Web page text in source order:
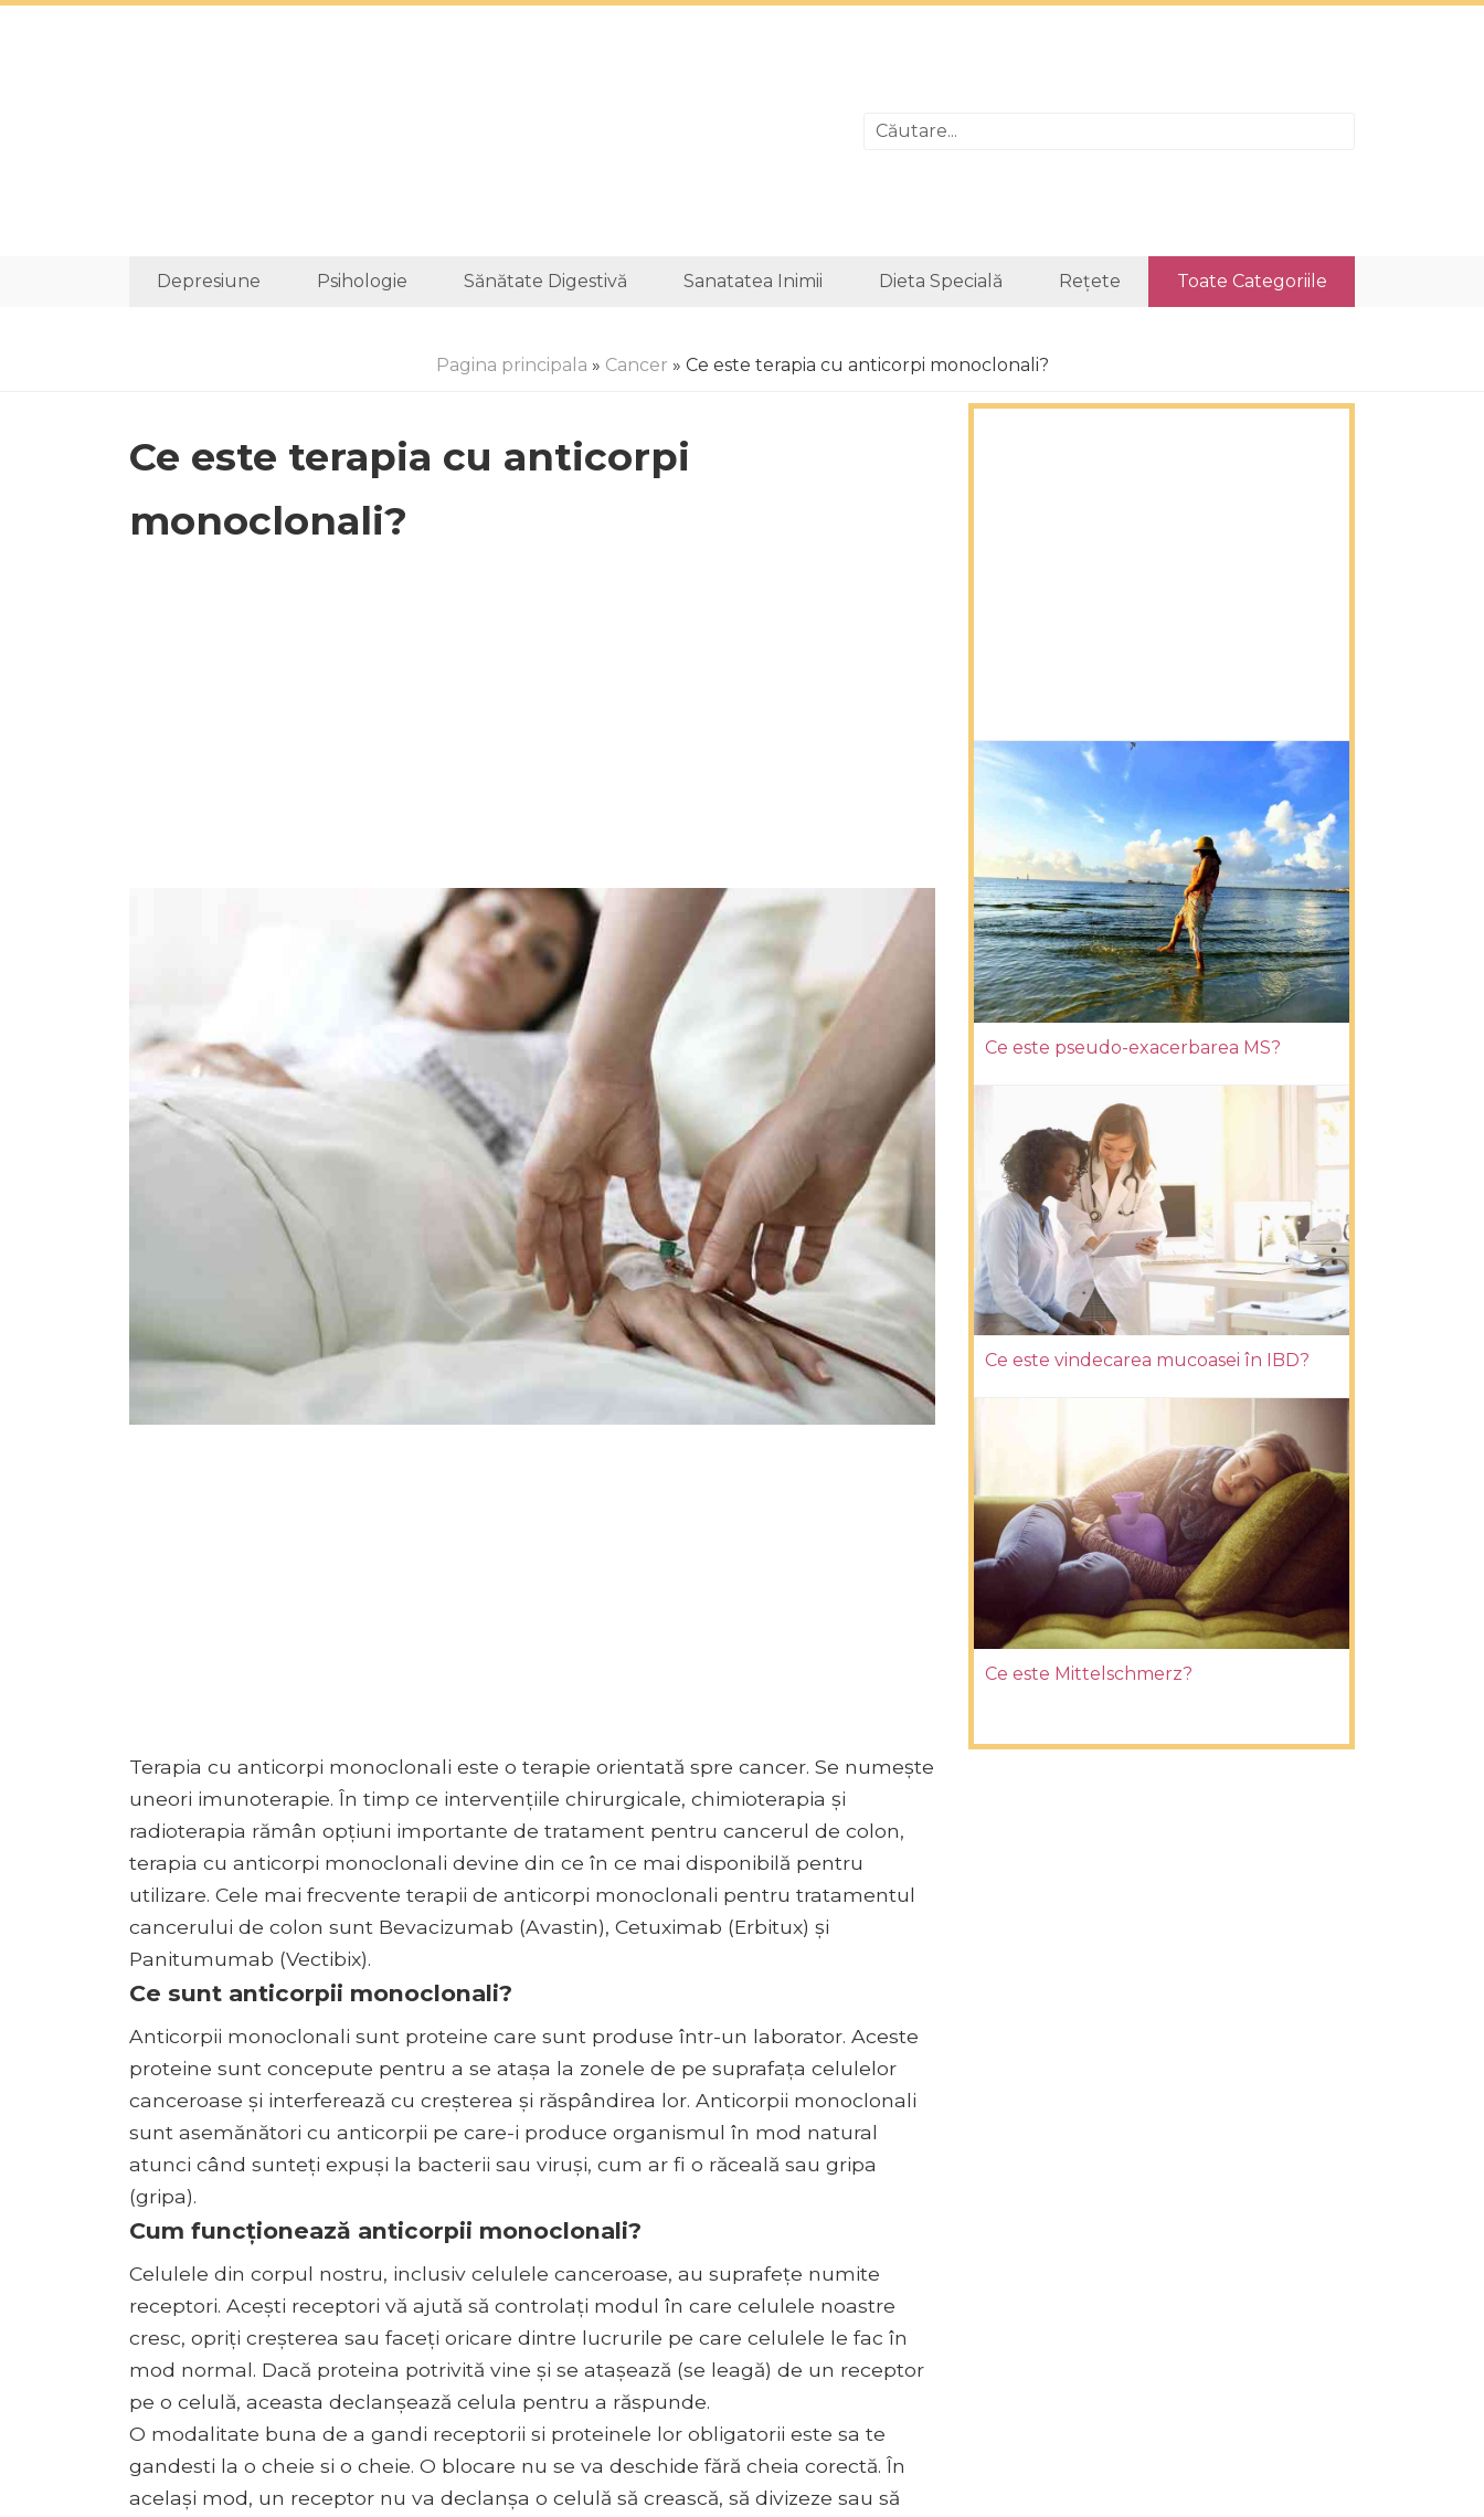
Depresiune Psihologie Sănătate Digestivă Sanatatea Inimii Dieta Specială Rețete Toate Categoriile
Pagina principala » Cancer » Ce este terapia cu anticorpi monoclonali?
Ce este terapia cu anticorpi
monoclonali?
Terapia cu anticorpi monoclonali este o terapie orientată spre cancer. Se numește
uneori imunoterapie. În timp ce intervențiile chirurgicale, chimioterapia și
radioterapia rămân opțiuni importante de tratament pentru cancerul de colon,
terapia cu anticorpi monoclonali devine din ce în ce mai disponibilă pentru
utilizare. Cele mai frecvente terapii de anticorpi monoclonali pentru tratamentul
cancerului de colon sunt Bevacizumab (Avastin), Cetuximab (Erbitux) și
Panitumumab (Vectibix).
Ce sunt anticorpii monoclonali?
Anticorpii monoclonali sunt proteine ​​care sunt produse într-un laborator. Aceste
proteine ​​sunt concepute pentru a se atașa la zonele de pe suprafața celulelor
canceroase și interferează cu creșterea și răspândirea lor. Anticorpii monoclonali
sunt asemănători cu anticorpii pe care-i produce organismul în mod natural
atunci când sunteți expuși la bacterii sau viruși, cum ar fi o răceală sau gripa
(gripa).
Cum funcționează anticorpii monoclonali?
Celulele din corpul nostru, inclusiv celulele canceroase, au suprafețe numite
receptori. Acești receptori vă ajută să controlați modul în care celulele noastre
cresc, opriți creșterea sau faceți oricare dintre lucrurile pe care celulele le fac în
mod normal. Dacă proteina potrivită vine și se atașează (se leagă) de un receptor
pe o celulă, aceasta declanșează celula pentru a răspunde.
O modalitate buna de a gandi receptorii si proteinele lor obligatorii este sa te
gandesti la o cheie si o cheie. O blocare nu se va deschide fără cheia corectă. În
același mod, un receptor nu va declanșa o celulă să crească, să divizeze sau să
Ce este pseudo-exacerbarea MS?
Ce este vindecarea mucoasei în IBD?
Ce este Mittelschmerz?